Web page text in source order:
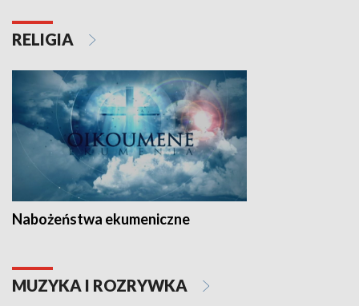
RELIGIA
Nabożeństwa ekumeniczne
MUZYKA I ROZRYWKA